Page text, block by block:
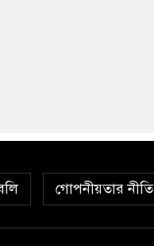
গোপনীয়তার নীতি